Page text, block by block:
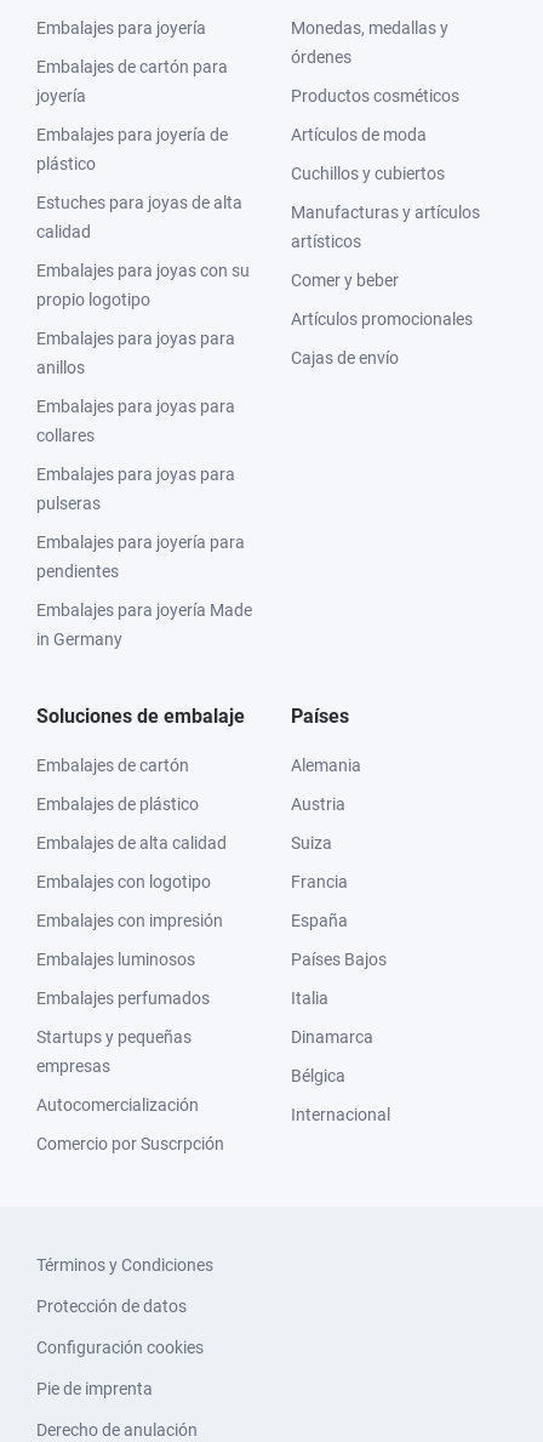
Embalajes para joyería
Embalajes de cartón para
joyería
Embalajes para joyería de
plástico
Estuches para joyas de alta
calidad
Embalajes para joyas con su
propio logotipo
Embalajes para joyas para
anillos
Embalajes para joyas para
collares
Embalajes para joyas para
pulseras
Embalajes para joyería para
pendientes
Embalajes para joyería Made
in Germany
Monedas, medallas y
órdenes
Productos cosméticos
Artículos de moda
Cuchillos y cubiertos
Manufacturas y artículos
artísticos
Comer y beber
Artículos promocionales
Cajas de envío
Soluciones de embalaje
Embalajes de cartón
Embalajes de plástico
Embalajes de alta calidad
Embalajes con logotipo
Embalajes con impresión
Embalajes luminosos
Embalajes perfumados
Startups y pequeñas
empresas
Autocomercialización
Comercio por Suscrpción
Países
Alemania
Austria
Suiza
Francia
España
Países Bajos
Italia
Dinamarca
Bélgica
Internacional
Términos y Condiciones
Protección de datos
Configuración cookies
Pie de imprenta
Derecho de anulación